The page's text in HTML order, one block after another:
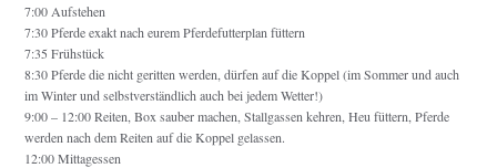
7:00 Aufstehen
7:30 Pferde exakt nach eurem Pferdefutterplan füttern
7:35 Frühstück
8:30 Pferde die nicht geritten werden, dürfen auf die Koppel (im Sommer und auch
im Winter und selbstverständlich auch bei jedem Wetter!)
9:00 – 12:00 Reiten, Box sauber machen, Stallgassen kehren, Heu füttern, Pferde
werden nach dem Reiten auf die Koppel gelassen.
12:00 Mittagessen